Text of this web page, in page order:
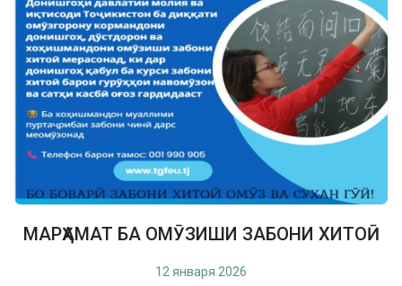
МАРҲАМАТ БА ОМӮЗИШИ ЗАБОНИ ХИТОӢ
12 января 2026